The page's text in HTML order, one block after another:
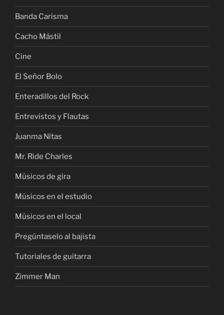
Banda Carisma
Cacho Mástil
Cine
El Señor Bolo
Enteradillos del Rock
Entrevistos y Flautas
Juanma Nitas
Mr. Ride Charles
Músicos de gira
Músicos en el estudio
Músicos en el local
Pregúntaselo al bajista
Tutoriales de guitarra
Zimmer Man